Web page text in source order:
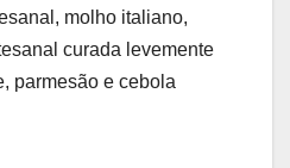
molho italiano,
curada levemente
parmesão e cebola